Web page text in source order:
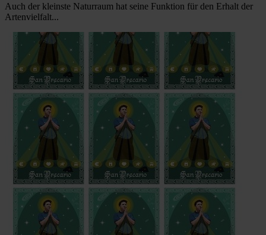
Auch der kleinste Naturraum hat seine Funktion für den Erhalt der
Artenvielfalt...